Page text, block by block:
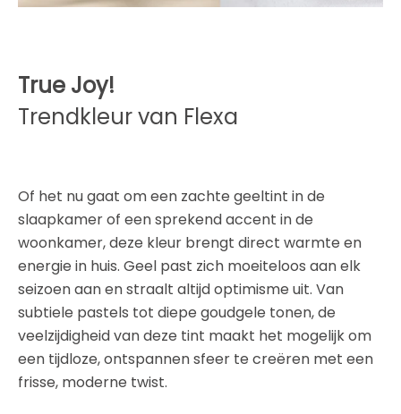
True Joy!
Trendkleur van Flexa
Of het nu gaat om een zachte geeltint in de
slaapkamer of een sprekend accent in de
woonkamer, deze kleur brengt direct warmte en
energie in huis. Geel past zich moeiteloos aan elk
seizoen aan en straalt altijd optimisme uit. Van
subtiele pastels tot diepe goudgele tonen, de
veelzijdigheid van deze tint maakt het mogelijk om
een tijdloze, ontspannen sfeer te creëren met een
frisse, moderne twist.